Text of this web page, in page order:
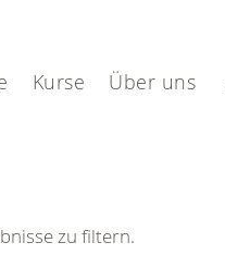
Kurse Über uns
zu filtern.